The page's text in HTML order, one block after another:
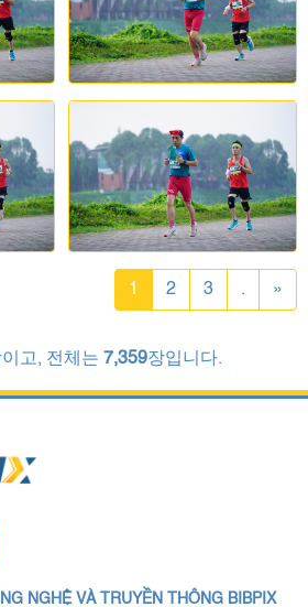
1 2 3 . »
고, 전체는 7,359장입니다.
NGHỆ VÀ TRUYỀN THÔNG BIBPIX